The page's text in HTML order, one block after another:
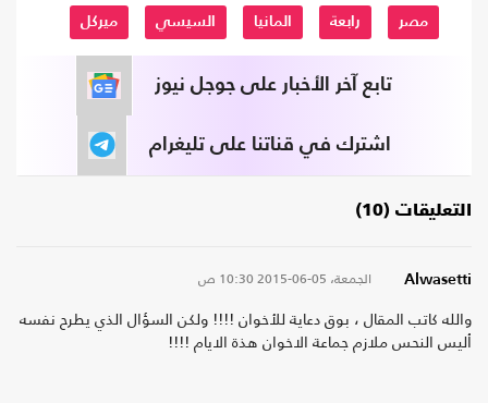
مصر رابعة المانيا السيسي ميركل
تابع آخر الأخبار على جوجل نيوز
اشترك في قناتنا على تليغرام
التعليقات (10)
Alwasetti الجمعة، 05-06-2015 10:30 ص
والله كاتب المقال ، بوق دعاية للأخوان !!!! ولكن السؤال الذي يطرح نفسه
أليس النحس ملازم جماعة الاخوان هذة الايام !!!!